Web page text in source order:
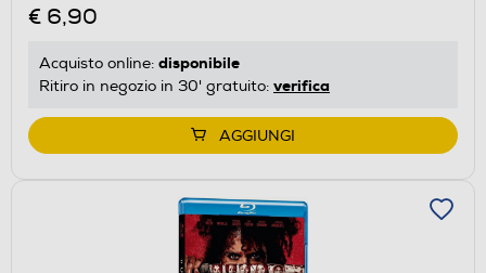
€ 6,90
Acquisto online: disponibile
Ritiro in negozio in 30' gratuito: verifica
AGGIUNGI